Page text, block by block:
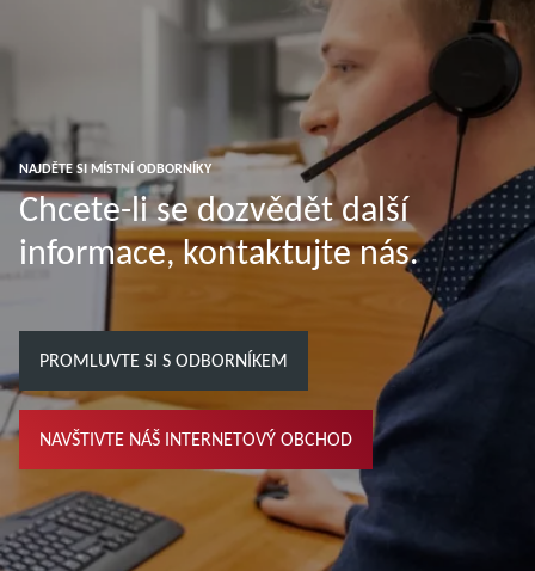
NAJDĚTE SI MÍSTNÍ ODBORNÍKY
Chcete-li se dozvědět další
informace, kontaktujte nás.
PROMLUVTE SI S ODBORNÍKEM
NAVŠTIVTE NÁŠ INTERNETOVÝ OBCHOD